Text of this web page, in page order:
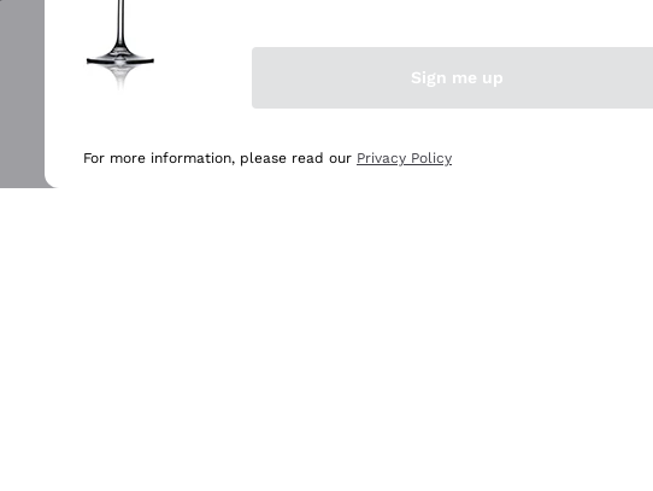
Sign me up
For more information, please read our Privacy Policy